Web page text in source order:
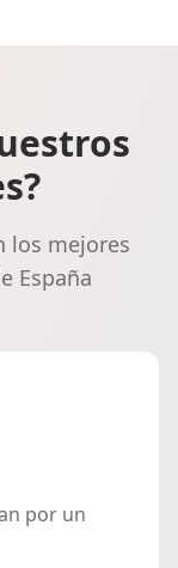
los mejores
España
por un